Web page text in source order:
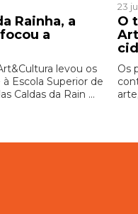
Rainha, a
a
levou os
Escola Superior de
Caldas da Rain ...
23
O
Os